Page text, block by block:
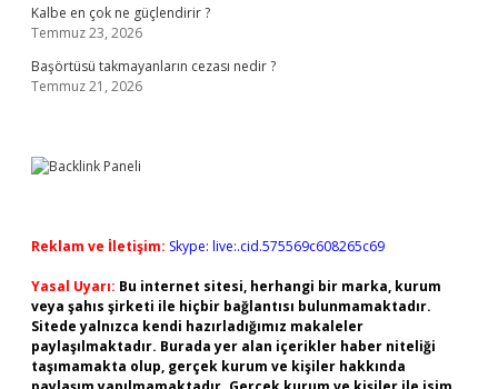
Kalbe en çok ne güçlendirir ?
Temmuz 23, 2026
Başörtüsü takmayanların cezası nedir ?
Temmuz 21, 2026
Reklam ve İletişim: Skype: live:.cid.575569c608265c69
Yasal Uyarı: Bu internet sitesi, herhangi bir marka, kurum
veya şahıs şirketi ile hiçbir bağlantısı bulunmamaktadır.
Sitede yalnızca kendi hazırladığımız makaleler
paylaşılmaktadır. Burada yer alan içerikler haber niteliği
taşımamakta olup, gerçek kurum ve kişiler hakkında